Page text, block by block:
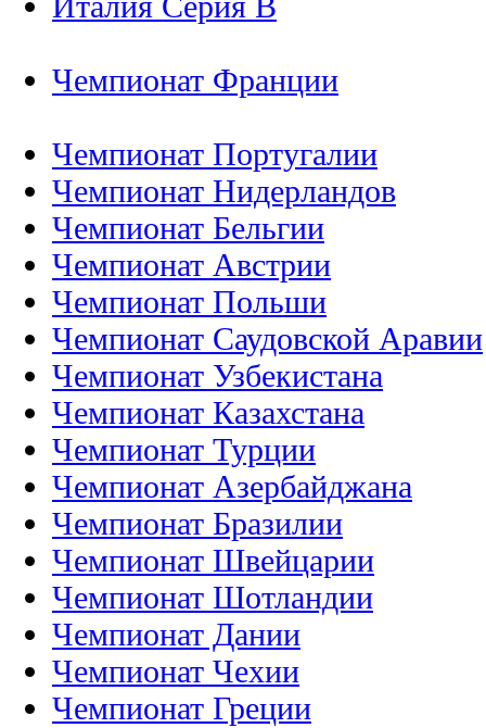
Чемпионат Франции
Чемпионат Португалии
Чемпионат Нидерландов
Чемпионат Бельгии
Чемпионат Австрии
Чемпионат Польши
Чемпионат Саудовской Аравии
Чемпионат Узбекистана
Чемпионат Казахстана
Чемпионат Турции
Чемпионат Азербайджана
Чемпионат Бразилии
Чемпионат Швейцарии
Чемпионат Шотландии
Чемпионат Дании
Чемпионат Чехии
Чемпионат Греции